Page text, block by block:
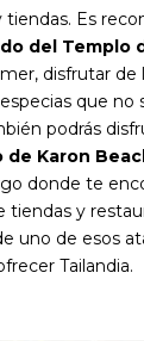
tiendas. Es
del Templo
disfrutar de
que no
podrás
de Karon
donde te
tiendas y
uno de esos
Tailandia.